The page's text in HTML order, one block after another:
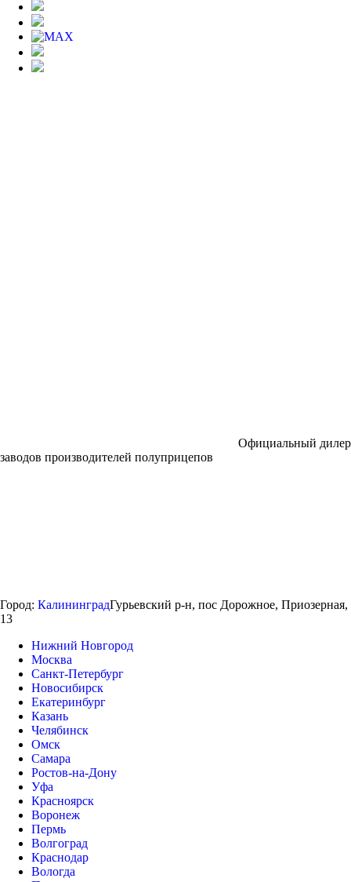
Официальный дилер
заводов производителей полуприцепов
Город: КалининградГурьевский р-н, пос Дорожное, Приозерная,
13
Нижний Новгород
Москва
Санкт-Петербург
Новосибирск
Екатеринбург
Казань
Челябинск
Омск
Самара
Ростов-на-Дону
Уфа
Красноярск
Воронеж
Пермь
Волгоград
Краснодар
Вологда